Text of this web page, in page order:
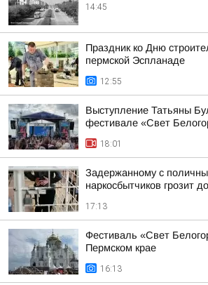
14:45
Праздник ко Дню
пермской Эспланаде
12:55
Выступление Татьяны
фестивале «Свет
18:01
Задержанному с
наркосбытчиков грозит
17:13
Фестиваль «Свет
Пермском крае
16:13